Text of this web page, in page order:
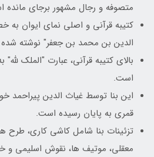
متصوفه و رجال مشهور برجای مانده
کتیبه قرآنی و اصلی نمای ایوان
الدین بن محمد بن جعفر" نوشته
بالای کتیبه قرآنی، عبارت "الملک
است.
قمری به پایان رسیده است.
تزئینات بنا شامل کاشی کاری،
معقلی، موتیف ها، نقوش اسلیمی